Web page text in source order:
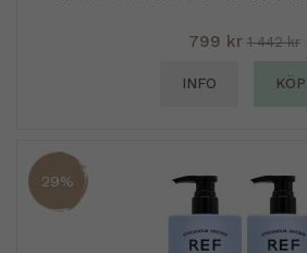
799 kr 1 442 kr
INFO KÖP
29%